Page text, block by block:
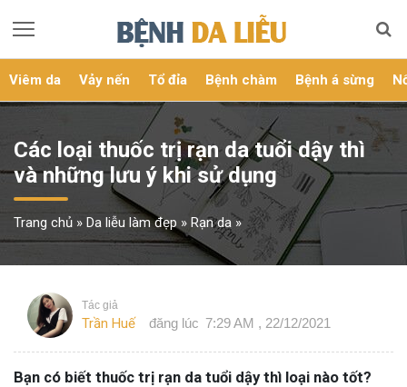
Viêm da Vảy nến Tổ đỉa Bệnh chàm Bệnh á sừng
Các loại thuốc trị rạn da tuổi dậy thì
và những lưu ý khi sử dụng
Trang chủ » Da liễu làm đẹp » Rạn da »
Tác giả
Trần Huế đăng lúc 7:29 AM , 22/12/2021
Bạn có biết thuốc trị rạn da tuổi dậy thì loại nào tốt?